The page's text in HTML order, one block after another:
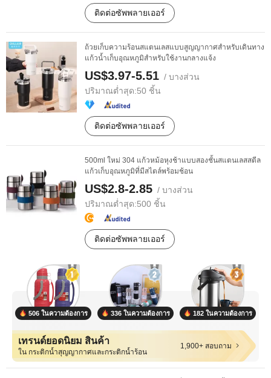
ติดต่อซัพพลายเออร์
ถ้วยเก็บความร้อนสแตนเลสแบบสูญญากาศสำหรับเดินทาง
แก้วน้ำเก็บอุณหภูมิสำหรับใช้งานกลางแจ้ง
US$3.97-5.51 / บางส่วน
ปริมาณต่ำสุด:50 ชิ้น
ติดต่อซัพพลายเออร์
500ml ใหม่ 304 แก้วหม้อหุงช้าแบบสองชั้นสแตนเลสสตีล
แก้วเก็บอุณหภูมิที่มีสไตล์พร้อมช้อน
US$2.8-2.85 / บางส่วน
ปริมาณต่ำสุด:500 ชิ้น
ติดต่อซัพพลายเออร์
506 ในความต้องการ 336 ในความต้องการ 182 ในความต้องการ
เทรนด์ยอดนิยม สินค้า
ใน กระติกน้ำสุญญากาศและกระติกน้ำร้อน
1,900+ สอบถาม